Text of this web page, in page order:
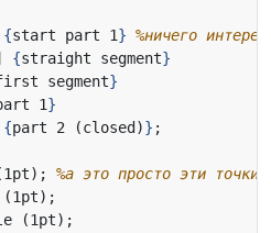
{start part 1}
{straight segment}
segment}
1}
{part 2 (closed)}